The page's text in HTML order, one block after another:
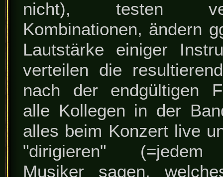
nicht), testen
Kombinationen, ändern
Lautstärke einiger
verteilen die
nach der endgültigen
alle Kollegen in der
alles beim Konzert live
"dirigieren" (=jedem
Musiker sagen,